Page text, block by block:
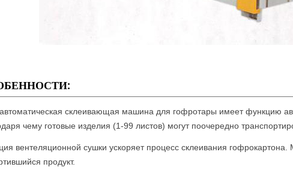
склеивающая машина для гофротары имеет функцию
чему готовые изделия (1-99 листов) могут поочередно
вентеляционной сушки ускоряет процесс склеивания
продукт.